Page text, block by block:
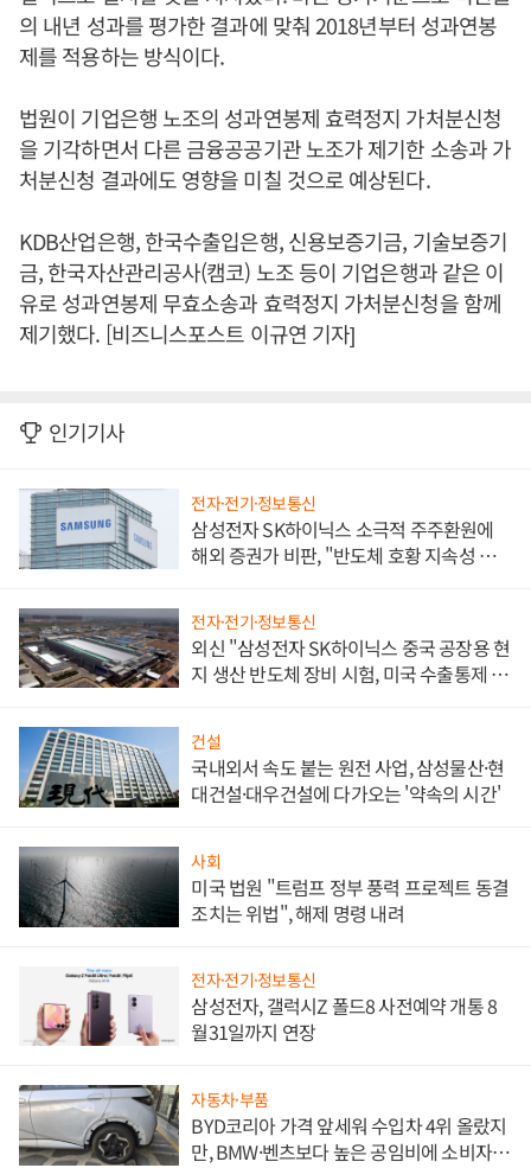
의 내년 성과를 평가한 결과에 맞춰 2018년부터 성과연봉
제를 적용하는 방식이다.
법원이 기업은행 노조의 성과연봉제 효력정지 가처분신청
을 기각하면서 다른 금융공공기관 노조가 제기한 소송과 가
처분신청 결과에도 영향을 미칠 것으로 예상된다.
KDB산업은행, 한국수출입은행, 신용보증기금, 기술보증기
금, 한국자산관리공사(캠코) 노조 등이 기업은행과 같은 이
유로 성과연봉제 무효소송과 효력정지 가처분신청을 함께
제기했다. [비즈니스포스트 이규연 기자]
인기기사
전자·전기·정보통신
삼성전자 SK하이닉스 소극적 주주환원에
해외 증권가 비판, "반도체 호황 지속성 의
전자·전기·정보통신
외신 "삼성전자 SK하이닉스 중국 공장용 현
지 생산 반도체 장비 시험, 미국 수출통제 대
건설
국내외서 속도 붙는 원전 사업, 삼성물산·현
대건설·대우건설에 다가오는 '약속의 시간'
사회
미국 법원 "트럼프 정부 풍력 프로젝트 동결
조치는 위법", 해제 명령 내려
전자·전기·정보통신
삼성전자, 갤럭시Z 폴드8 사전예약 개통 8
월31일까지 연장
자동차·부품
BYD코리아 가격 앞세워 수입차 4위 올랐지
만, BMW·벤츠보다 높은 공임비에 소비자